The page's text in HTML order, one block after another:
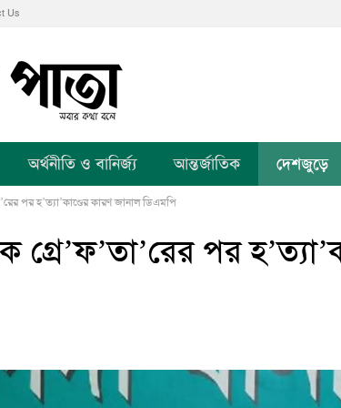
Us
অর্থনীতি ও বানির্জ্য আন্তর্জাতিক দেশজুড়ে
পর হ’ত্যা’কাণ্ডের কারণ জানাল ডিএমপি
গ্রে’ফ’তা’রের পর